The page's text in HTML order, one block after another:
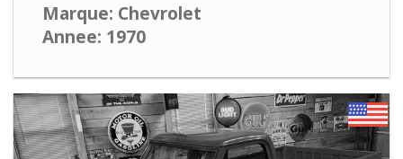
Marque: Chevrolet
Annee: 1970